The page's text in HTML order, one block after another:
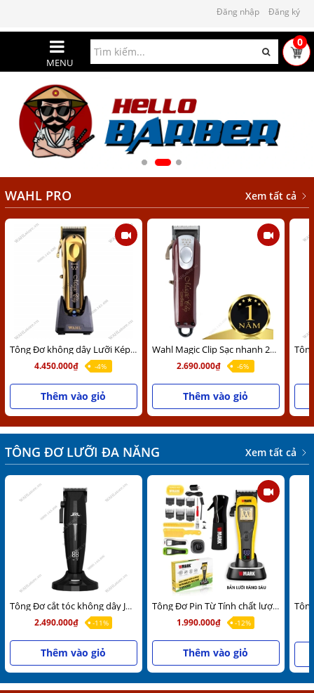
Đăng nhập Đăng ký
MENU
0
WAHL PRO Xem tất cả
Tông Đơ không dây Lưỡi Kép Wahl Magic Gold Chính Hãng USA
4.450.000₫
-4%
Thêm vào giỏ
Wahl Magic Clip Sạc nhanh 20 phút (bản Quốc tế 8 Cữ Thép) Lưỡi kép Chính Hãng USA - Sạc 110v lẫn 220v
2.690.000₫
-6%
Thêm vào giỏ
TÔNG ĐƠ LƯỠI ĐA NĂNG Xem tất cả
Tông Đơ cắt tóc không dây JRL ONYX Chính Hãng Mỹ
2.490.000₫
-11%
Thêm vào giỏ
Tông Đơ Pin Từ Tính chất lượng WMARK NG-X1 PLUS Chính Hãng
1.990.000₫
-12%
Thêm vào giỏ